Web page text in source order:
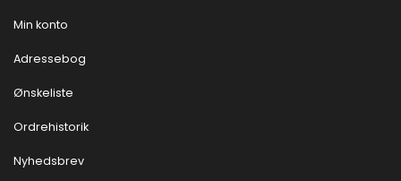
Min konto
Adressebog
Ønskeliste
Ordrehistorik
Nyhedsbrev